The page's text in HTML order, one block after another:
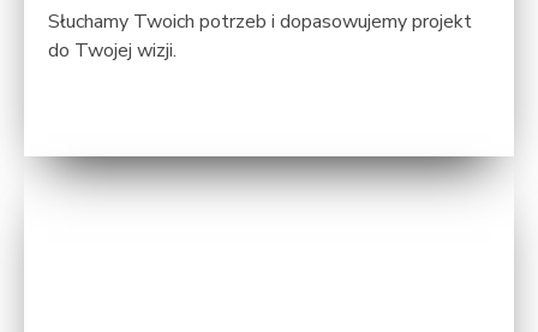
Słuchamy Twoich potrzeb i dopasowujemy projekt
do Twojej wizji.